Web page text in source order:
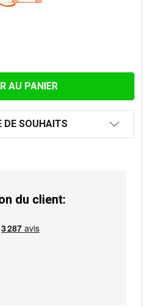
DE COQUILLE ISOLANTE 40
LA QUANTITÉ DE COQUILLE
DE SOUHAITS
du client: